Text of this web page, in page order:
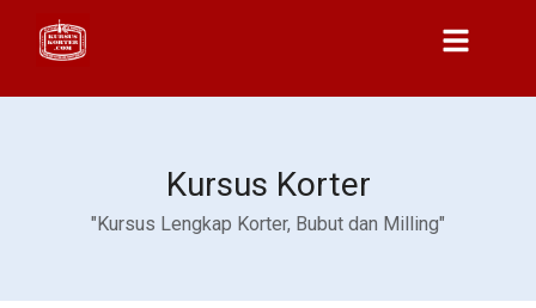
Kursus Korter
"Kursus Lengkap Korter, Bubut dan Milling"